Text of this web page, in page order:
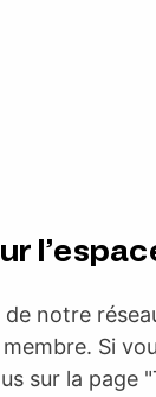
de notre
Si
sur la page